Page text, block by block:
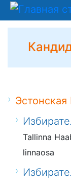
Tallinna
linnaosa